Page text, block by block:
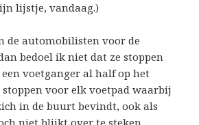
lijstje, vandaag.)
de automobilisten voor de
bedoel ik niet dat ze stoppen
voetganger al half op het
stoppen voor elk voetpad waarbij
in de buurt bevindt, ook als